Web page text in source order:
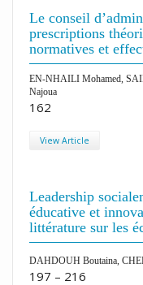
Le conseil
prescriptions
normatives et
EN-NHAILI Mohamed,
Najoua
162
View Article
Leadership
éducative et
littérature sur les
DAHDOUH Boutaina,
197 – 216